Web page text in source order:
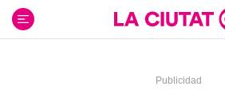
contenido